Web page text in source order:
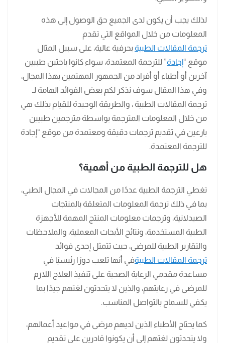
لذلك يجب أن يكون لدى الجميع حق الوصول إلى هذه
المعلومات من خلال المواقع التي تقدم
ترجمة المقالات الطبية بحرفية عالية، على سبيل المثال
موقع “إجادة” للترجمة المعتمدة، سواء كانوا باحثين طبيين
آخرين أو أطباء أو أفراد من الجمهور المهتمين بهذا المجال،
وفي هذا المقال سوف نذكر لكم بعض الفوائد الهامة لـ
ترجمة المقالات الطبية ، والطريقة الوحيدة للقيام بذلك هي
من خلال المعلومات المترجمة بواسطة مترجمين طبيين
بارعين في تقديم ترجمات دقيقة ومعتمدة من موقع “إجادة
للترجمة المعتمدة.
هل للترجمة الطبية من أهمية؟
تغطي الترجمة الطبية عددًا من المجالات في المجال الطبي،
بما في ذلك ترجمة المعلومات المتعلقة بالمنتجات
الصيدلانية، وترجمات معلومات المنتج المهمة للأجهزة
الطبية المستخدمة، ونتائج الأبحاث المعملية، والملاحظات
والتقارير الطبية للمرضى، حيث تتمثل إحدى فوائد
ترجمة المقالات الطبيةفي أنها تلعب دورًا رئيسيًا في
مساعدة مقدمي الرعاية الصحية على تنفيذ العلاج اللازم
للمرضى في رعايتهم، والذين لا يتحدثون لغتهم جيدًا بما
يكفي للسماح بالتواصل المناسب.
كما يحتاج الأطباء الذين لديهم مرضى في مواعيد أعمالهم،
ولا يتحدثون لغتهم إلى أن يكونوا قادرين على تقديم